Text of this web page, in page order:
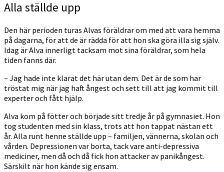
Alla ställde upp
Den här perioden turas Alvas föräldrar om med att vara hemma
på dagarna, för att de är rädda för att hon ska göra illa sig själv.
Idag är Alva innerligt tacksam mot sina föräldrar, som hela
tiden fanns där.
– Jag hade inte klarat det här utan dem. Det är de som har
tröstat mig när jag haft ångest och sett till att jag kommit till
experter och fått hjälp.
Alva kom på fötter och började sitt tredje år på gymnasiet. Hon
tog studenten med sin klass, trots att hon tappat nästan ett
år. Alla runt henne ställde upp – familjen, vännerna, skolan och
vården. Depressionen var borta, tack vare anti-depressiva
mediciner, men då och då fick hon attacker av panikångest.
Särskilt när hon kände sig ensam.